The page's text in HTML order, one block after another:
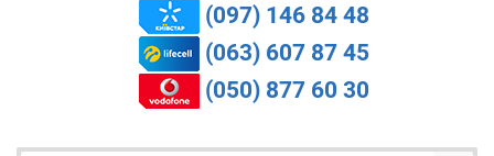
(097) 146 84 48
(063) 607 87 45
(050) 877 60 30